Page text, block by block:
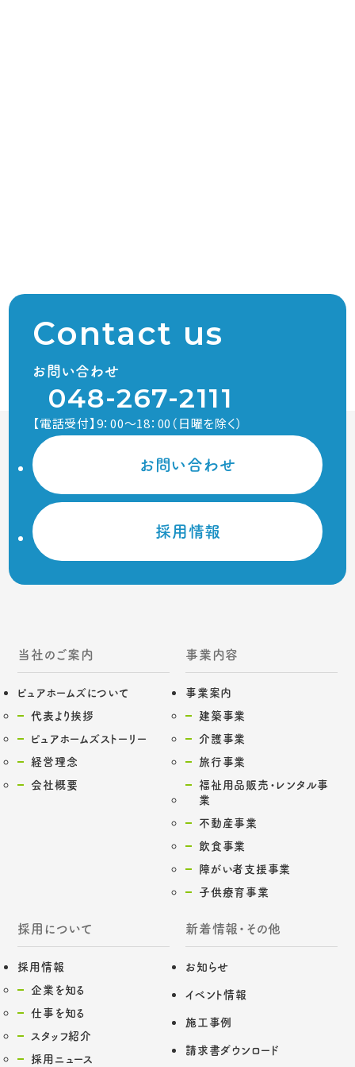
Contact us
お問い合わせ
048-267-2111
【電話受付】9：00～18：00（日曜を除く）
お問い合わせ
採用情報
当社のご案内
ピュアホームズについて
代表より挨拶
ピュアホームズストーリー
経営理念
会社概要
事業内容
事業案内
建築事業
介護事業
旅行事業
福祉用品販売・レンタル事
業
不動産事業
飲食事業
障がい者支援事業
子供療育事業
採用について
採用情報
企業を知る
仕事を知る
スタッフ紹介
採用ニュース
新着情報・その他
お知らせ
イベント情報
施工事例
請求書ダウンロード